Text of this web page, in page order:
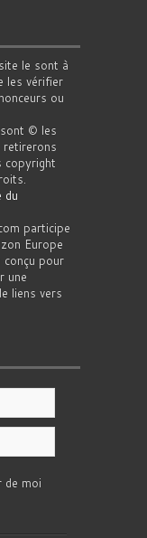
le sont à
les vérifier
ou
© les
copyright
du
participe
Europe
conçu pour
une
liens vers
de moi